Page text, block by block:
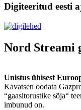
Digiteeritud eesti
Nord Streami
Unistus ühisest
Kavatsen oodata
“gaasitorustike sõja“
imbunud on.